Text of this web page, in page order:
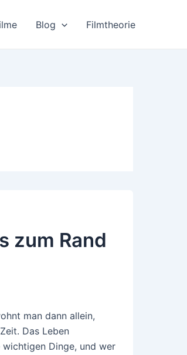
Blog Filmtheorie
zum Rand
man dann allein,
Das Leben
Dinge, und wer